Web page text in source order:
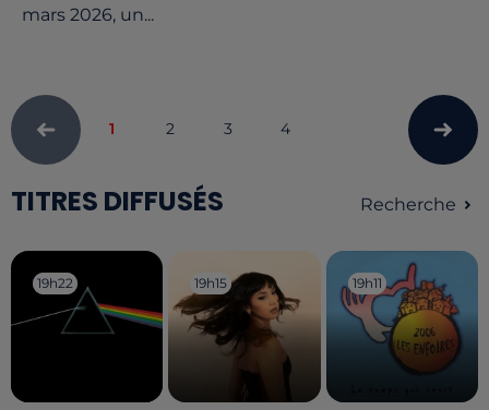
mars 2026, un...
1 2 3 4
TITRES DIFFUSÉS Recherche
19h22
19h22 19h15
19h15 19h11
19h11